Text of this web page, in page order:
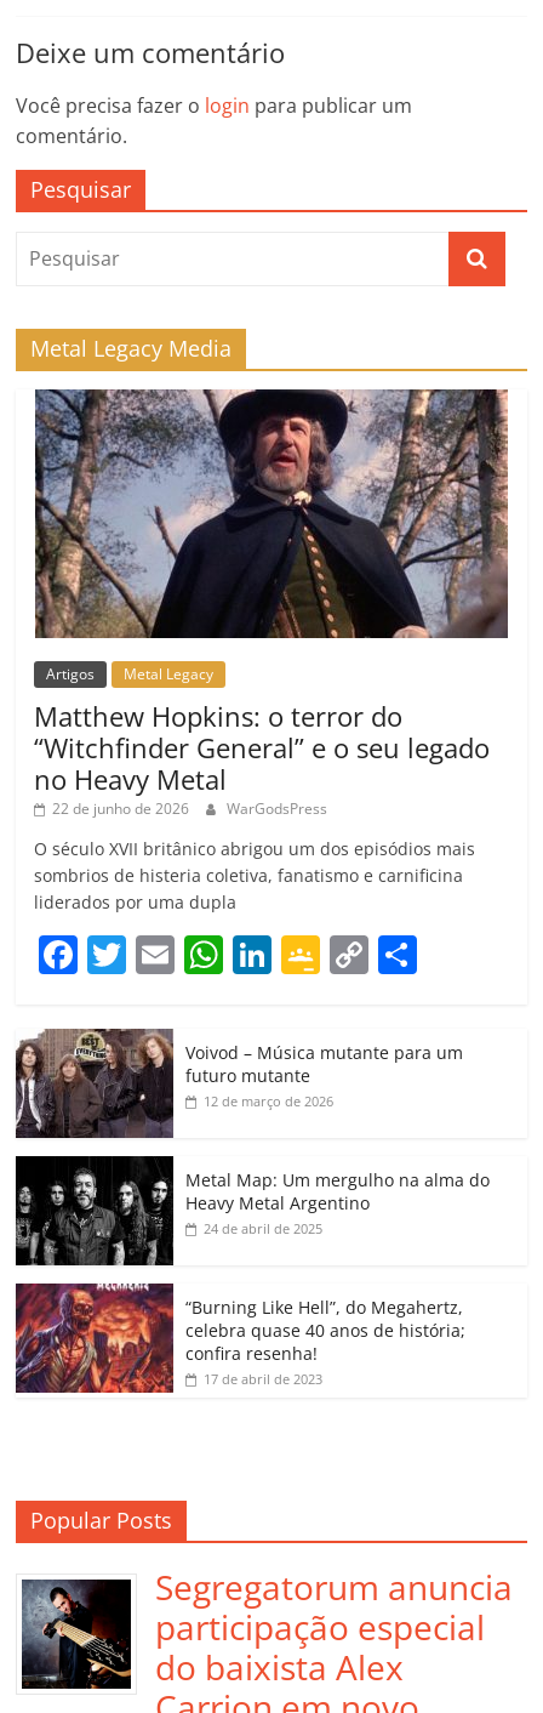
Deixe um comentário
Você precisa fazer o login para publicar um
comentário.
Pesquisar
Metal Legacy Media
Artigos Metal Legacy
Matthew Hopkins: o terror do
“Witchfinder General” e o seu legado
no Heavy Metal
22 de junho de 2026 WarGodsPress
O século XVII britânico abrigou um dos episódios mais
sombrios de histeria coletiva, fanatismo e carnificina
liderados por uma dupla
F
c
e
b
o
o
k
T
itt
er
E
ai
W
at
s
A
p
Li
k
e
dI
G
gl
e
a
ss
o
m
C
y
k
p
h
Voivod – Música mutante para um
futuro mutante
12 de março de 2026
Metal Map: Um mergulho na alma do
Heavy Metal Argentino
24 de abril de 2025
“Burning Like Hell”, do Megahertz,
celebra quase 40 anos de história;
confira resenha!
17 de abril de 2023
Popular Posts
Segregatorum anuncia
participação especial
do baixista Alex